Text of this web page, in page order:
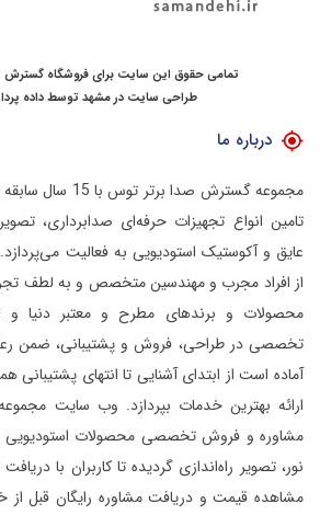
تمامی حقوق این سایت برای فروشگاه
طراحی سایت در مشهد توسطداده
درباره ما
مجموعه گسترش صدا
تامین انواع تجهیزات حرفه‌ای صدابرداری،
عایق و آکوستیک استودیویی به فعالیت می‌پردازد.
محصولات و برندهای مطرح و معتبر دنیا و
تخصصی در طراحی، فروش و پشتیبانی، ضمن
آماده است از ابتدای آشنایی تا انتهای پشتیبانی
ارائه بهترین خدمات بپردازد. وب سایت
مشاوره و فروش تخصصی محصولات استودیویی
نور، تصویر راه‌اندازی گردیده تا کاربران با
مشاهده قیمت و دریافت مشاوره رایگان قبل از